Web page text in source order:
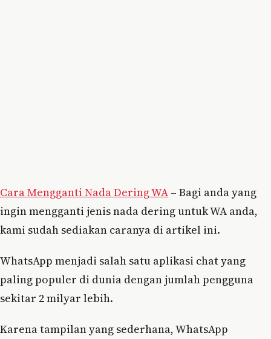
Cara Mengganti Nada Dering WA – Bagi anda yang
ingin mengganti jenis nada dering untuk WA anda,
kami sudah sediakan caranya di artikel ini.
WhatsApp menjadi salah satu aplikasi chat yang
paling populer di dunia dengan jumlah pengguna
sekitar 2 milyar lebih.
Karena tampilan yang sederhana, WhatsApp